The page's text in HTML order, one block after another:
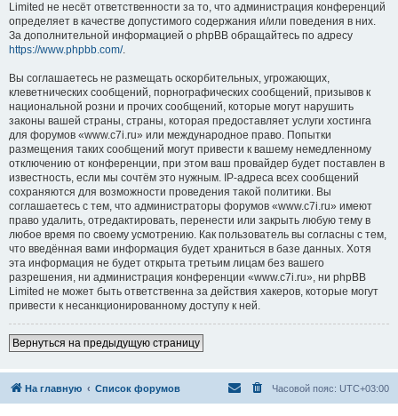
Limited не несёт ответственности за то, что администрация конференций
определяет в качестве допустимого содержания и/или поведения в них.
За дополнительной информацией о phpBB обращайтесь по адресу
https://www.phpbb.com/.
Вы соглашаетесь не размещать оскорбительных, угрожающих,
клеветнических сообщений, порнографических сообщений, призывов к
национальной розни и прочих сообщений, которые могут нарушить
законы вашей страны, страны, которая предоставляет услуги хостинга
для форумов «www.c7i.ru» или международное право. Попытки
размещения таких сообщений могут привести к вашему немедленному
отключению от конференции, при этом ваш провайдер будет поставлен в
известность, если мы сочтём это нужным. IP-адреса всех сообщений
сохраняются для возможности проведения такой политики. Вы
соглашаетесь с тем, что администраторы форумов «www.c7i.ru» имеют
право удалить, отредактировать, перенести или закрыть любую тему в
любое время по своему усмотрению. Как пользователь вы согласны с тем,
что введённая вами информация будет храниться в базе данных. Хотя
эта информация не будет открыта третьим лицам без вашего
разрешения, ни администрация конференции «www.c7i.ru», ни phpBB
Limited не может быть ответственна за действия хакеров, которые могут
привести к несанкционированному доступу к ней.
Вернуться на предыдущую страницу
На главную Список форумов Часовой пояс: UTC+03:00